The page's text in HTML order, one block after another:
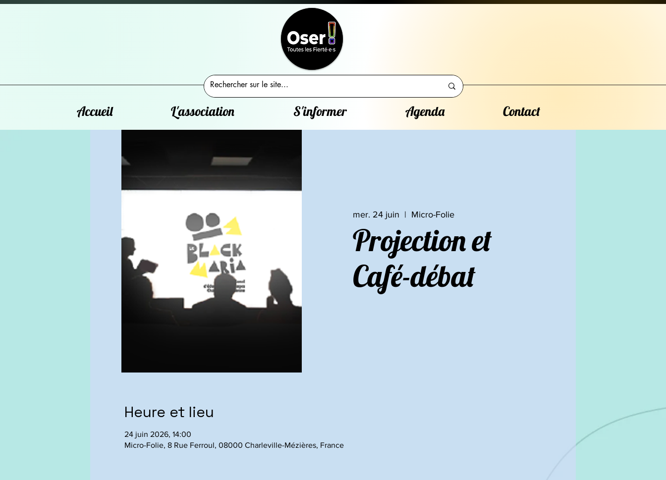
Accueil L'association S'informer Agenda Contact
mer. 24 juin
  |
Micro-Folie
Projection et
Café-débat
Heure et lieu
24 juin 2026, 14:00
Micro-Folie, 8 Rue Ferroul, 08000 Charleville-Mézières, France